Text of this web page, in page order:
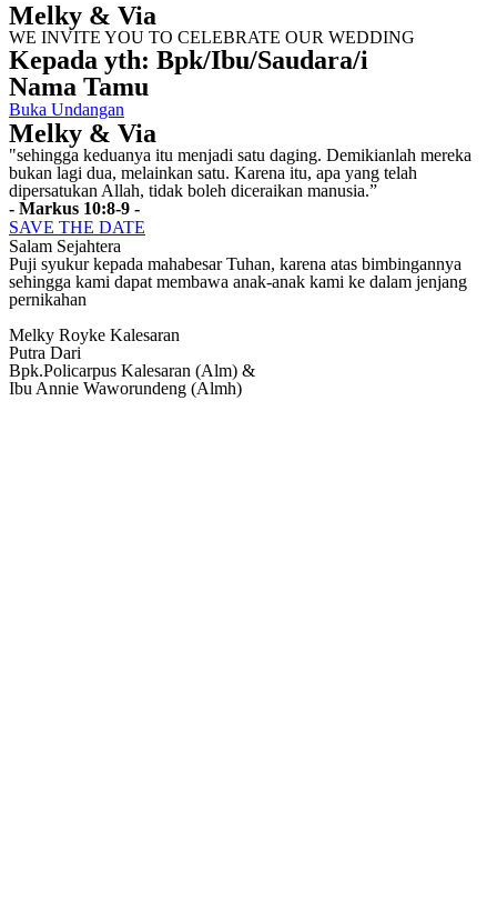
Melky & Via
WE INVITE YOU TO CELEBRATE OUR WEDDING
Kepada yth: Bpk/Ibu/Saudara/i
Nama Tamu
Buka Undangan
Melky & Via
"sehingga keduanya itu menjadi satu daging. Demikianlah mereka
bukan lagi dua, melainkan satu. Karena itu, apa yang telah
dipersatukan Allah, tidak boleh diceraikan manusia.”
- Markus 10:8-9 -
SAVE THE DATE
Salam Sejahtera
Puji syukur kepada mahabesar Tuhan, karena atas bimbingannya
sehingga kami dapat membawa anak-anak kami ke dalam jenjang
pernikahan
Melky Royke Kalesaran
Putra Dari
Bpk.Policarpus Kalesaran (Alm) &
Ibu Annie Waworundeng (Almh)